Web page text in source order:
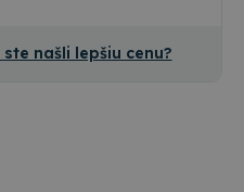
našli lepšiu cenu?